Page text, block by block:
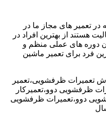
در تعمیر های مجاز ما در
هستند از بهترین افراد در
دوره های عملی منظم و
فرد برای تعمیر ماشین
تعمیرات ظرفشویی،تعمیر
ظرفشویی دوو،تعمیرکار
دوو،تعمیرات ظرفشویی